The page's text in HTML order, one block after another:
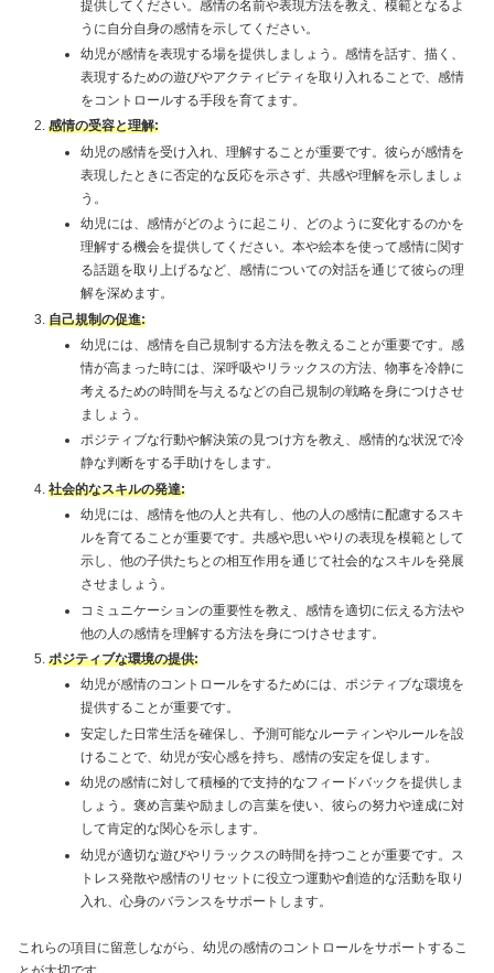
提供してください。感情の名前や表現方法を教え、模範となるよ
うに自分自身の感情を示してください。
幼児が感情を表現する場を提供しましょう。感情を話す、描く、
表現するための遊びやアクティビティを取り入れることで、感情
をコントロールする手段を育てます。
感情の受容と理解:
幼児の感情を受け入れ、理解することが重要です。彼らが感情を
表現したときに否定的な反応を示さず、共感や理解を示しましょ
う。
幼児には、感情がどのように起こり、どのように変化するのかを
理解する機会を提供してください。本や絵本を使って感情に関す
る話題を取り上げるなど、感情についての対話を通じて彼らの理
解を深めます。
自己規制の促進:
幼児には、感情を自己規制する方法を教えることが重要です。感
情が高まった時には、深呼吸やリラックスの方法、物事を冷静に
考えるための時間を与えるなどの自己規制の戦略を身につけさせ
ましょう。
ポジティブな行動や解決策の見つけ方を教え、感情的な状況で冷
静な判断をする手助けをします。
社会的なスキルの発達:
幼児には、感情を他の人と共有し、他の人の感情に配慮するスキ
ルを育てることが重要です。共感や思いやりの表現を模範として
示し、他の子供たちとの相互作用を通じて社会的なスキルを発展
させましょう。
コミュニケーションの重要性を教え、感情を適切に伝える方法や
他の人の感情を理解する方法を身につけさせます。
ポジティブな環境の提供:
幼児が感情のコントロールをするためには、ポジティブな環境を
提供することが重要です。
安定した日常生活を確保し、予測可能なルーティンやルールを設
けることで、幼児が安心感を持ち、感情の安定を促します。
幼児の感情に対して積極的で支持的なフィードバックを提供しま
しょう。褒め言葉や励ましの言葉を使い、彼らの努力や達成に対
して肯定的な関心を示します。
幼児が適切な遊びやリラックスの時間を持つことが重要です。ス
トレス発散や感情のリセットに役立つ運動や創造的な活動を取り
入れ、心身のバランスをサポートします。
これらの項目に留意しながら、幼児の感情のコントロールをサポートするこ